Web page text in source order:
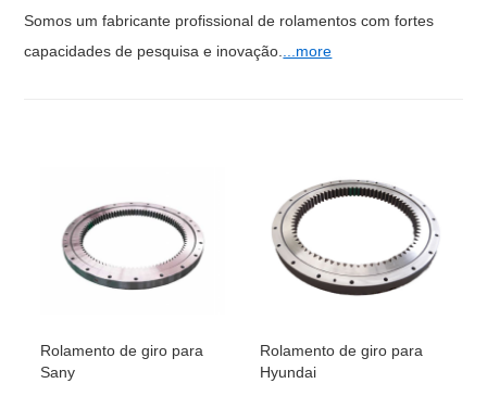
Somos um fabricante profissional de rolamentos com fortes
capacidades de pesquisa e inovação.
...more
Rolamento de giro para
Sany
Rolamento de giro para
Hyundai